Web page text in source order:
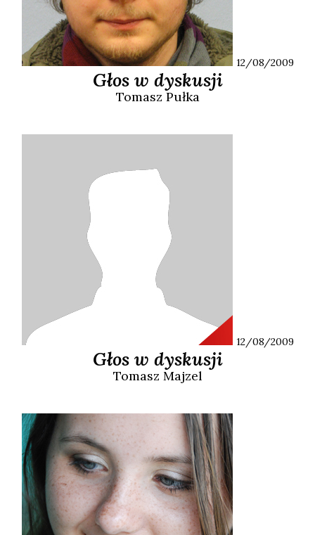
12/08/2009
Głos w dyskusji
Tomasz Pułka
12/08/2009
Głos w dyskusji
Tomasz Majzel